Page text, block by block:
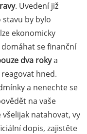
. Uvedení již
by bylo
ekonomicky
se finanční
dva rokya
hned.
a nenechte se
na vaše
natahovat, vy
dopis, zajistěte